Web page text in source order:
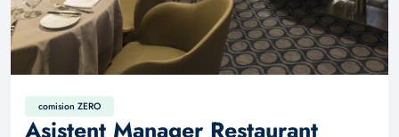
comision ZERO
Asistent Manager Restaurant